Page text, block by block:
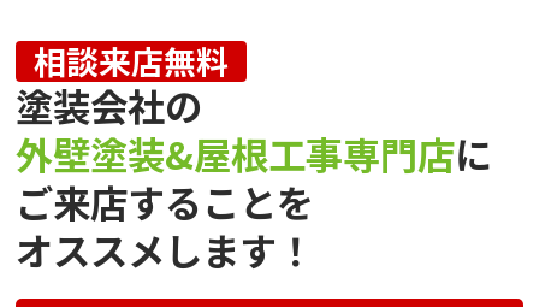
相談来店無料
塗装会社の
外壁塗装&屋根工事専門店に
ご来店することを
オススメします！